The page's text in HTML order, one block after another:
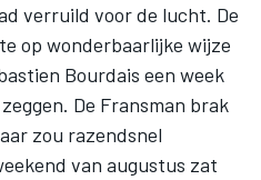
verruild voor de lucht. De
op wonderbaarlijke wijze
Bourdais een week
De Fransman brak
zou razendsnel
van augustus zat